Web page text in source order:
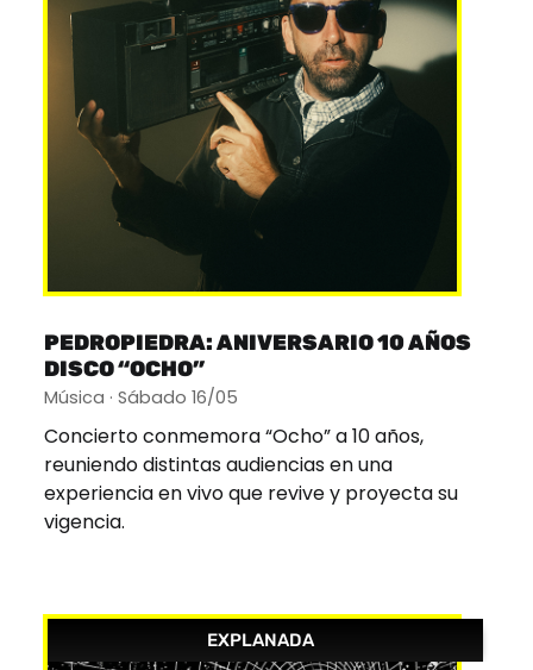
PEDROPIEDRA: ANIVERSARIO 10 AÑOS
DISCO “OCHO”
Música · Sábado 16/05
Concierto conmemora “Ocho” a 10 años,
reuniendo distintas audiencias en una
experiencia en vivo que revive y proyecta su
vigencia.
EXPLANADA